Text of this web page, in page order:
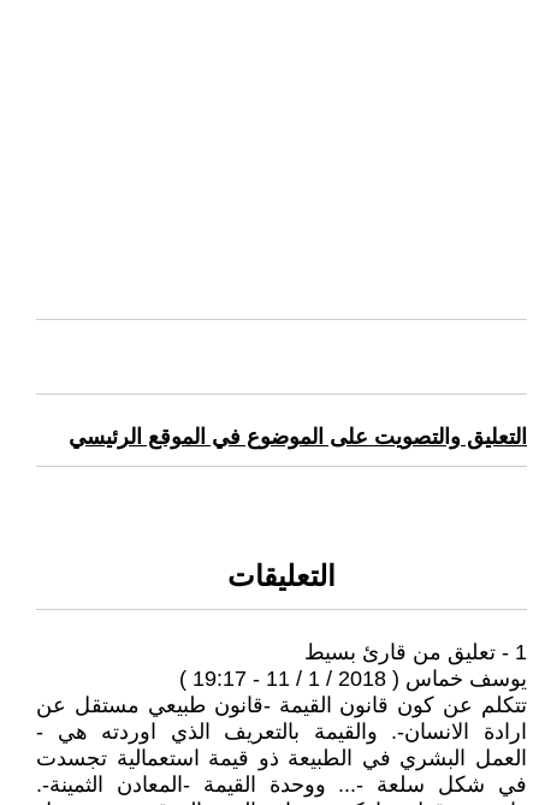
التعليق والتصويت على الموضوع في الموقع الرئيسي
التعليقات
1 - تعليق من قارئ بسيط
يوسف خماس ( 2018 / 1 / 11 - 19:17 )
تتكلم عن كون قانون القيمة -قانون طبيعي مستقل عن
ارادة الانسان-. والقيمة بالتعريف الذي اوردته هي -
العمل البشري في الطبيعة ذو قيمة استعمالية تجسدت
في شكل سلعة -... ووحدة القيمة -المعادن الثمينة-.